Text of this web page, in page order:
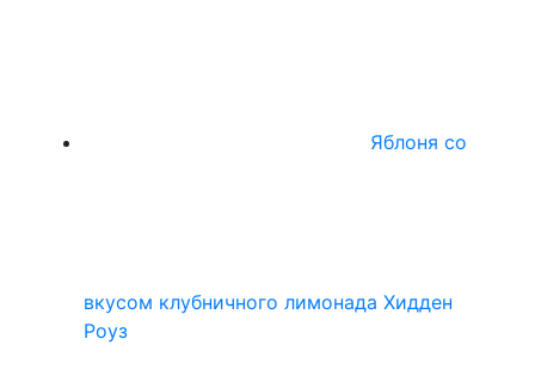
Яблоня со
вкусом клубничного лимонада Хидден
Роуз